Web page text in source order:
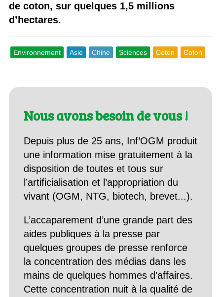
de coton, sur quelques 1,5 millions
d’hectares.
Environnement Asie Chine Sciences Coton Coton
Nous avons besoin de vous !
Depuis plus de 25 ans, Inf’OGM produit
une information mise gratuitement à la
disposition de toutes et tous sur
l’artificialisation et l’appropriation du
vivant (OGM, NTG, biotech, brevet...).
L’accaparement d’une grande part des
aides publiques à la presse par
quelques groupes de presse renforce
la concentration des médias dans les
mains de quelques hommes d’affaires.
Cette concentration nuit à la qualité de